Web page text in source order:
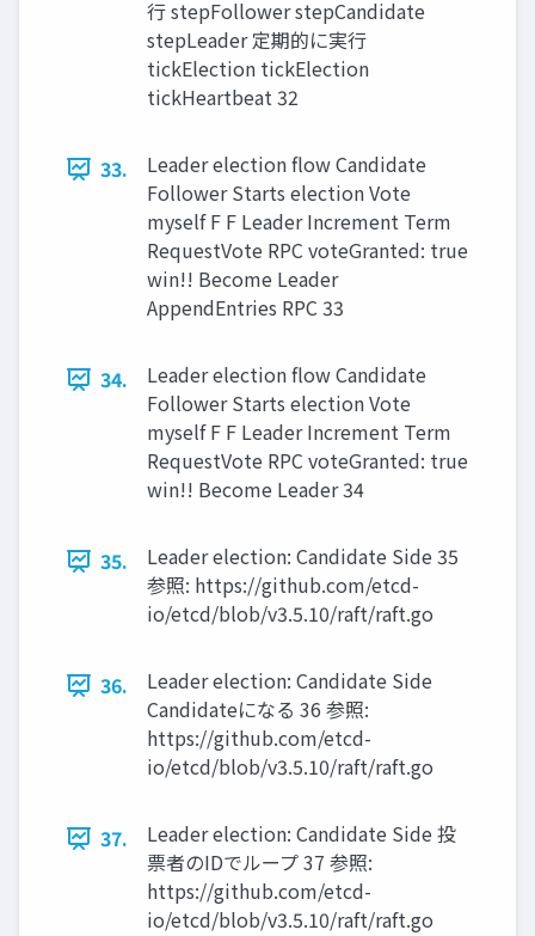
行 stepFollower stepCandidate
stepLeader 定期的に実行
tickElection tickElection
tickHeartbeat 32
33.
Leader election ﬂow Candidate
Follower Starts election Vote
myself F F Leader Increment Term
RequestVote RPC voteGranted: true
win!! Become Leader
AppendEntries RPC 33
34.
Leader election ﬂow Candidate
Follower Starts election Vote
myself F F Leader Increment Term
RequestVote RPC voteGranted: true
win!! Become Leader 34
35.
Leader election: Candidate Side 35
参照: https://github.com/etcd-
io/etcd/blob/v3.5.10/raft/raft.go
36.
Leader election: Candidate Side
Candidateになる 36 参照:
https://github.com/etcd-
io/etcd/blob/v3.5.10/raft/raft.go
37.
Leader election: Candidate Side 投
票者のIDでループ 37 参照:
https://github.com/etcd-
io/etcd/blob/v3.5.10/raft/raft.go